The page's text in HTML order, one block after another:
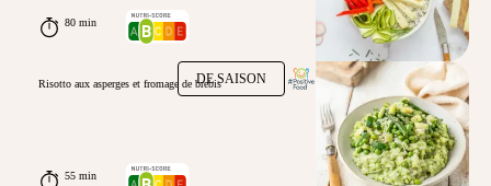
80 min
DE SAISON
Risotto aux asperges et fromage de brebis
55 min